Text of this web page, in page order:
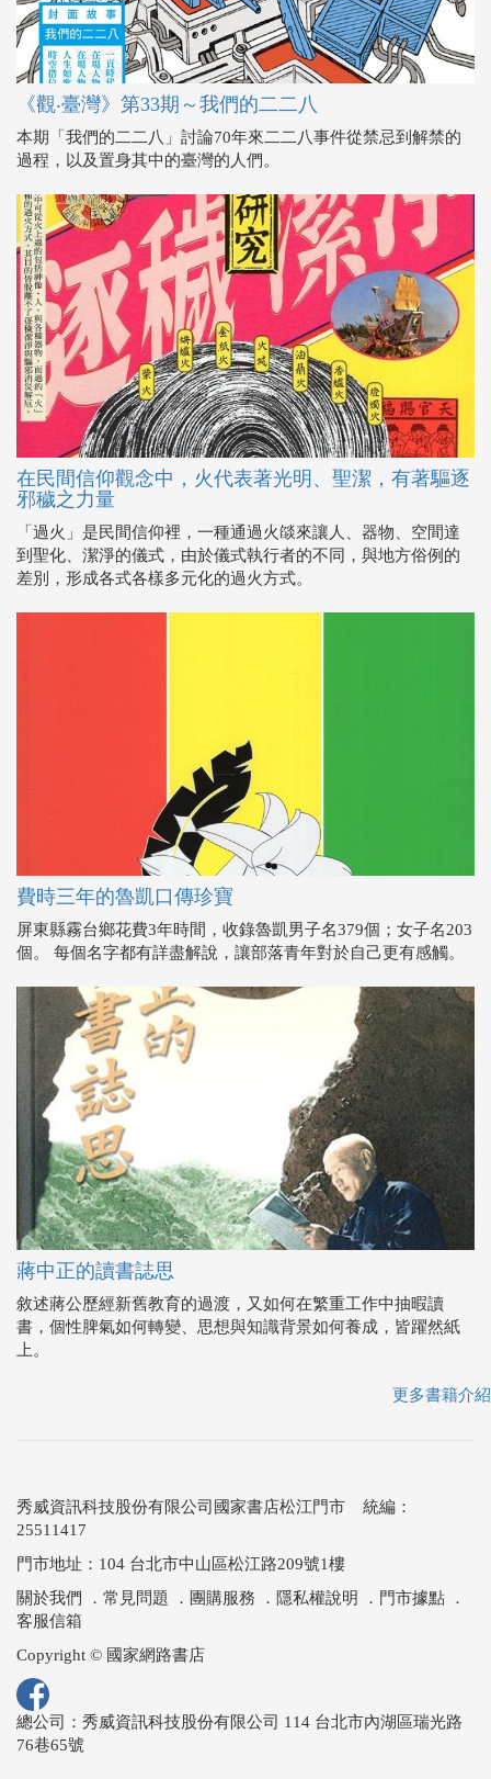
《觀‧臺灣》第33期～我們的二二八
本期「我們的二二八」討論70年來二二八事件從禁忌到解禁的
過程，以及置身其中的臺灣的人們。
在民間信仰觀念中，火代表著光明、聖潔，有著驅逐
邪穢之力量
「過火」是民間信仰裡，一種通過火燄來讓人、器物、空間達
到聖化、潔淨的儀式，由於儀式執行者的不同，與地方俗例的
差別，形成各式各樣多元化的過火方式。
費時三年的魯凱口傳珍寶
屏東縣霧台鄉花費3年時間，收錄魯凱男子名379個；女子名203
個。 每個名字都有詳盡解說，讓部落青年對於自己更有感觸。
蔣中正的讀書誌思
敘述蔣公歷經新舊教育的過渡，又如何在繁重工作中抽暇讀
書，個性脾氣如何轉變、思想與知識背景如何養成，皆躍然紙
上。
更多書籍介紹
秀威資訊科技股份有限公司國家書店松江門市 統編：
25511417
門市地址：104 台北市中山區松江路209號1樓
關於我們
． 常見問題 ． 團購服務 ． 隱私權說明 ． 門市據點 ．
客服信箱
Copyright © 國家網路書店
總公司：秀威資訊科技股份有限公司 114 台北市內湖區瑞光路
76巷65號